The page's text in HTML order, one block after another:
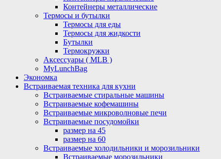
Контейнеры металлические
Термосы и бутылки
Термосы для еды
Термосы для жидкости
Бутылки
Термокружки
Аксессуары ( MLB )
MyLunchBag
Экономка
Встраиваемая техника для кухни
Встраиваемые стиральные машины
Встраиваемые кофемашины
Встраиваемые микроволновые печи
Встраиваемые посудомойки
размер на 45
размер на 60
Встраиваемые холодильники и морозильники
Встраиваемые морозильники